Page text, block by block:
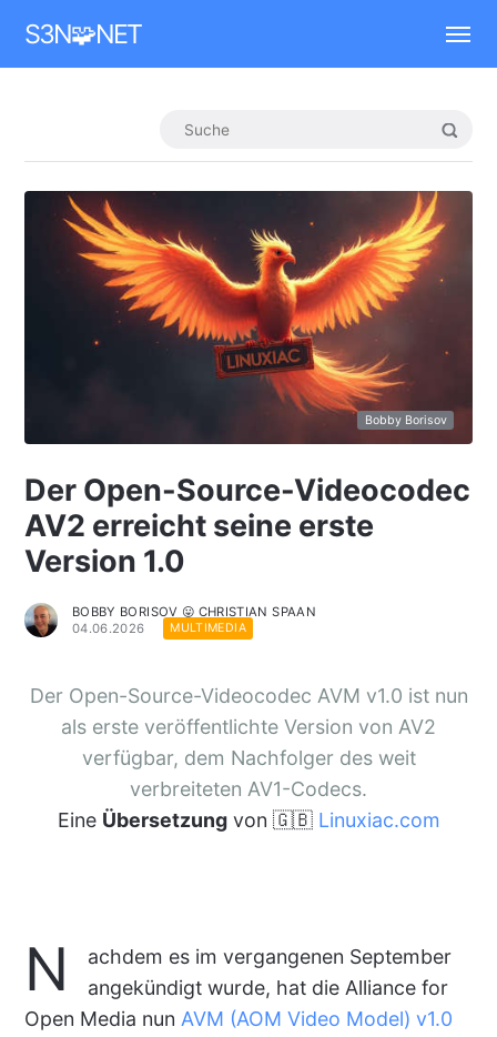
S3N🧩NET
Bobby Borisov
Der Open-Source-Videocodec
AV2 erreicht seine erste
Version 1.0
BOBBY BORISOV 😛 CHRISTIAN SPAAN
04.06.2026
MULTIMEDIA
Der Open-Source-Videocodec AVM v1.0 ist nun
als erste veröffentlichte Version von AV2
verfügbar, dem Nachfolger des weit
verbreiteten AV1-Codecs.
Eine Übersetzungvon 🇬🇧 Linuxiac.com
N
achdem es im vergangenen September
angekündigt wurde, hat die Alliance for
Open Media nun AVM (AOM Video Model) v1.0